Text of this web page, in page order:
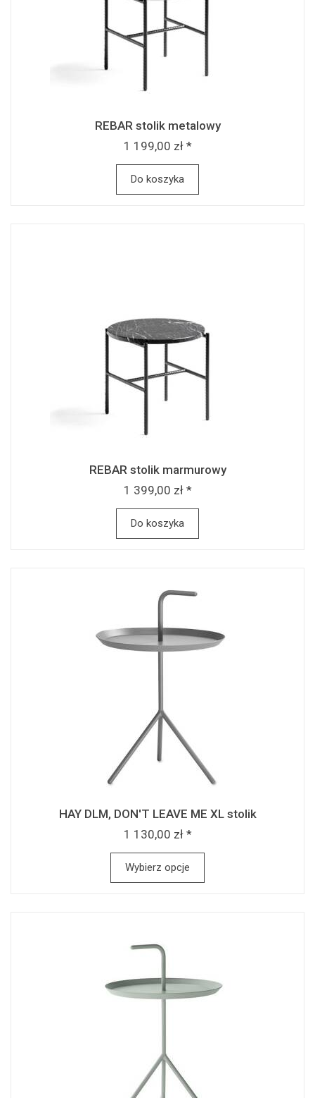
REBAR stolik metalowy
1 199,00 zł *
Do koszyka
REBAR stolik marmurowy
1 399,00 zł *
Do koszyka
HAY DLM, DON'T LEAVE ME XL stolik
1 130,00 zł *
Wybierz opcje